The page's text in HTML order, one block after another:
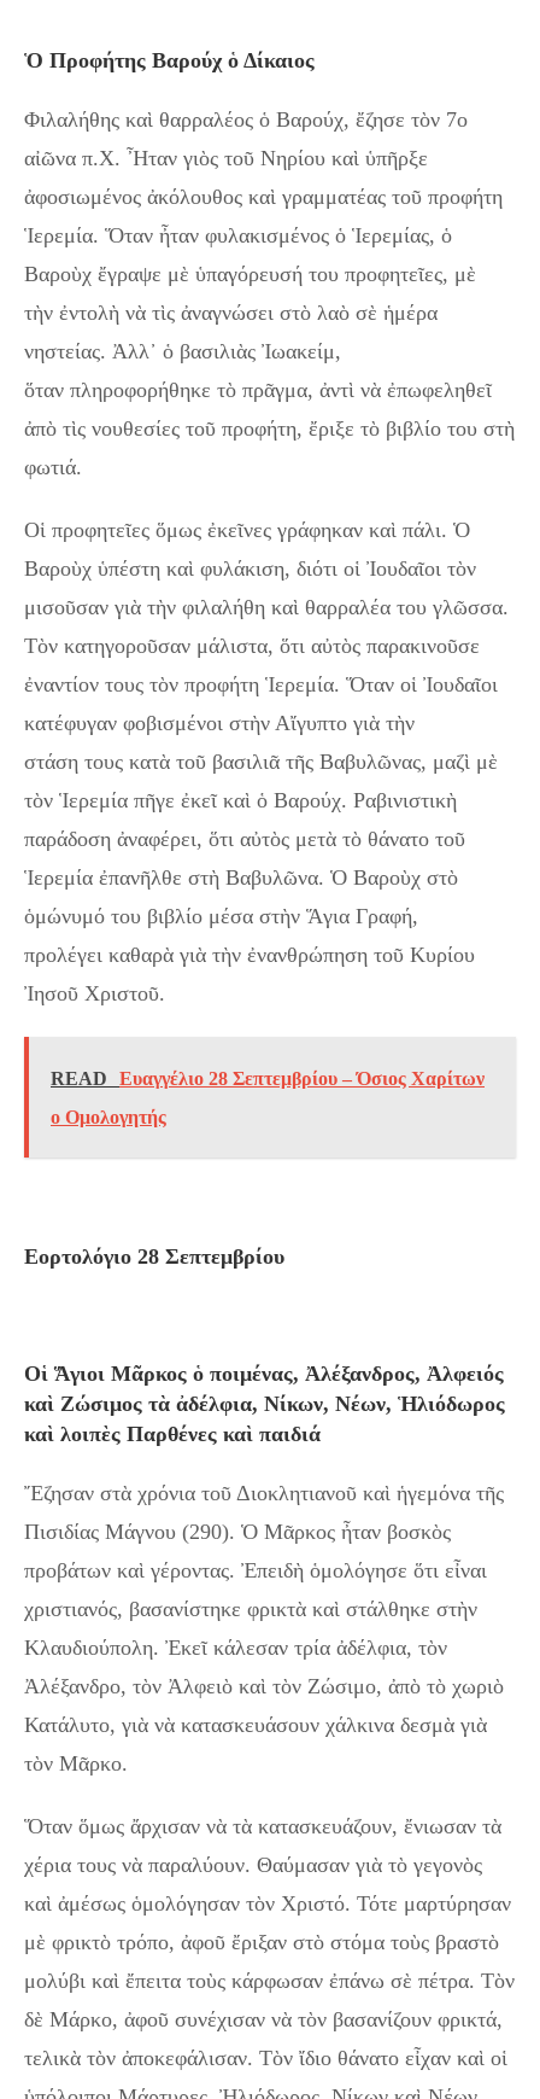
Ὁ Προφήτης Βαρούχ ὁ Δίκαιος
Φιλαλήθης καὶ θαρραλέος ὁ Βαρούχ, ἔζησε τὸν 7ο
αἰῶνα π.Χ. Ἦταν γιὸς τοῦ Νηρίου καὶ ὑπῆρξε
ἀφοσιωμένος ἀκόλουθος καὶ γραμματέας τοῦ προφήτη
Ἱερεμία. Ὅταν ἦταν φυλακισμένος ὁ Ἱερεμίας, ὁ
Βαροὺχ ἔγραψε μὲ ὑπαγόρευσή του προφητεῖες, μὲ
τὴν ἐντολὴ νὰ τὶς ἀναγνώσει στὸ λαὸ σὲ ἡμέρα
νηστείας. Ἀλλ᾿ ὁ βασιλιὰς Ἰωακείμ,
ὅταν πληροφορήθηκε τὸ πρᾶγμα, ἀντὶ νὰ ἐπωφεληθεῖ
ἀπὸ τὶς νουθεσίες τοῦ προφήτη, ἔριξε τὸ βιβλίο του στὴ
φωτιά.
Οἱ προφητεῖες ὅμως ἐκεῖνες γράφηκαν καὶ πάλι. Ὁ
Βαροὺχ ὑπέστη καὶ φυλάκιση, διότι οἱ Ἰουδαῖοι τὸν
μισοῦσαν γιὰ τὴν φιλαλήθη καὶ θαρραλέα του γλῶσσα.
Τὸν κατηγοροῦσαν μάλιστα, ὅτι αὐτὸς παρακινοῦσε
ἐναντίον τους τὸν προφήτη Ἱερεμία. Ὅταν οἱ Ἰουδαῖοι
κατέφυγαν φοβισμένοι στὴν Αἴγυπτο γιὰ τὴν
στάση τους κατὰ τοῦ βασιλιᾶ τῆς Βαβυλῶνας, μαζὶ μὲ
τὸν Ἱερεμία πῆγε ἐκεῖ καὶ ὁ Βαρούχ. Ραβινιστικὴ
παράδοση ἀναφέρει, ὅτι αὐτὸς μετὰ τὸ θάνατο τοῦ
Ἱερεμία ἐπανῆλθε στὴ Βαβυλῶνα. Ὁ Βαροὺχ στὸ
ὁμώνυμό του βιβλίο μέσα στὴν Ἅγια Γραφή,
προλέγει καθαρὰ γιὰ τὴν ἐνανθρώπηση τοῦ Κυρίου
Ἰησοῦ Χριστοῦ.
READ
Ευαγγέλιο 28 Σεπτεμβρίου – Όσιος Χαρίτων
ο Ομολογητής
Εορτολόγιο 28 Σεπτεμβρίου
Οἱ Ἅγιοι Μᾶρκος ὁ ποιμένας, Ἀλέξανδρος, Ἀλφειός
καὶ Ζώσιμος τὰ ἀδέλφια, Νίκων, Νέων, Ἡλιόδωρος
καὶ λοιπὲς Παρθένες καὶ παιδιά
Ἔζησαν στὰ χρόνια τοῦ Διοκλητιανοῦ καὶ ἡγεμόνα τῆς
Πισιδίας Μάγνου (290). Ὁ Μᾶρκος ἦταν βοσκὸς
προβάτων καὶ γέροντας. Ἐπειδὴ ὁμολόγησε ὅτι εἶναι
χριστιανός, βασανίστηκε φρικτὰ καὶ στάλθηκε στὴν
Κλαυδιούπολη. Ἐκεῖ κάλεσαν τρία ἀδέλφια, τὸν
Ἀλέξανδρο, τὸν Ἀλφειὸ καὶ τὸν Ζώσιμο, ἀπὸ τὸ χωριὸ
Κατάλυτο, γιὰ νὰ κατασκευάσουν χάλκινα δεσμὰ γιὰ
τὸν Μᾶρκο.
Ὅταν ὅμως ἄρχισαν νὰ τὰ κατασκευάζουν, ἔνιωσαν τὰ
χέρια τους νὰ παραλύουν. Θαύμασαν γιὰ τὸ γεγονὸς
καὶ ἀμέσως ὁμολόγησαν τὸν Χριστό. Τότε μαρτύρησαν
μὲ φρικτὸ τρόπο, ἀφοῦ ἔριξαν στὸ στόμα τοὺς βραστὸ
μολύβι καὶ ἔπειτα τοὺς κάρφωσαν ἐπάνω σὲ πέτρα. Τὸν
δὲ Μάρκο, ἀφοῦ συνέχισαν νὰ τὸν βασανίζουν φρικτά,
τελικὰ τὸν ἀποκεφάλισαν. Τὸν ἴδιο θάνατο εἶχαν καὶ οἱ